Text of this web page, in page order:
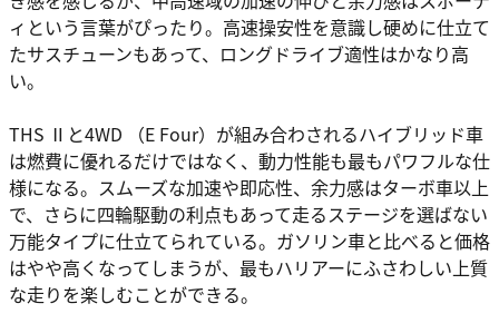
ィという言葉がぴったり。高速操安性を意識し硬めに仕立て
たサスチューンもあって、ロングドライブ適性はかなり高
い。
THS Ⅱと4WD （E Four）が組み合わされるハイブリッド車
は燃費に優れるだけではなく、動力性能も最もパワフルな仕
様になる。スムーズな加速や即応性、余力感はターボ車以上
で、さらに四輪駆動の利点もあって走るステージを選ばない
万能タイプに仕立てられている。ガソリン車と比べると価格
はやや高くなってしまうが、最もハリアーにふさわしい上質
な走りを楽しむことができる。